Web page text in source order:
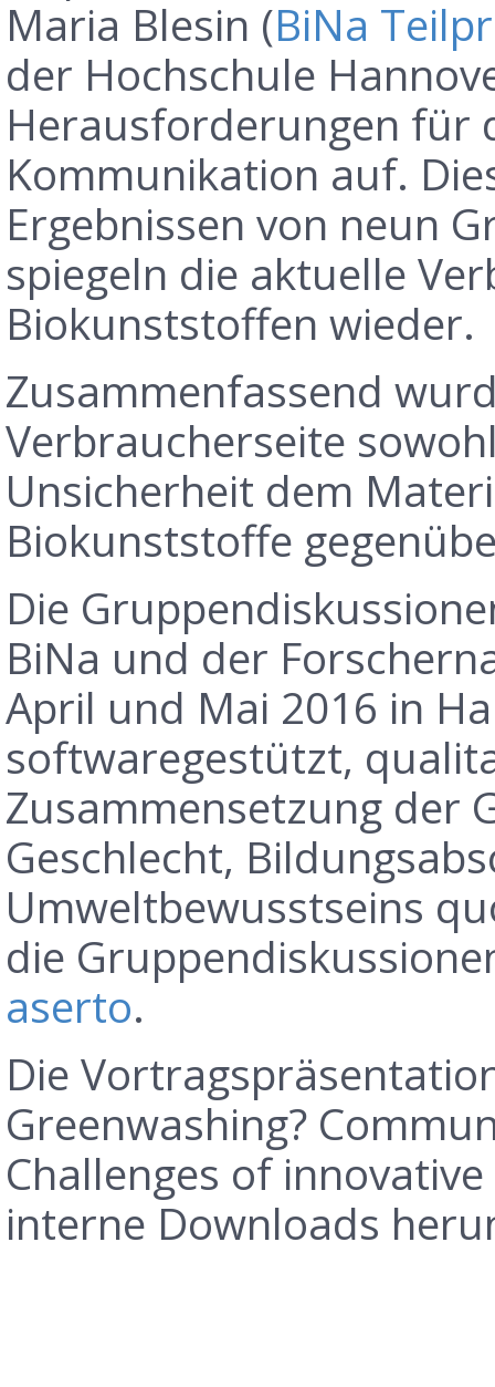
Maria Blesin (BiNa
der Hochschule
Herausforderungen für
Kommunikation auf.
Ergebnissen von neun
spiegeln die aktuelle
Biokunststoffen wieder.
Zusammenfassend
Verbraucherseite
Unsicherheit dem
Biokunststoffe
Die
BiNa und der
April und Mai 2016 in
softwaregestützt,
Zusammensetzung der
Geschlecht,
Umweltbewusstseins
die
aserto.
Die
Greenwashing?
Challenges of
interne Downloads